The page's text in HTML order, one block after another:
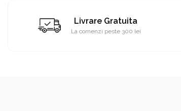
Livrare Gratuita
La comenzi peste 300 lei